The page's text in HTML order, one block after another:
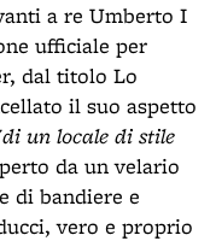
a re Umberto I
ufficiale per
dal titolo Lo
il suo aspetto
un locale di stile
da un velario
di bandiere e
vero e proprio